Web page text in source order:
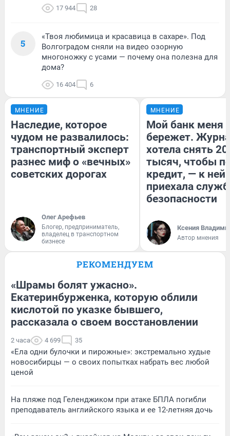
17 944 28
5
«Твоя любимица и красавица в сахаре». Под
Волгоградом сняли на видео озорную
многоножку с усами — почему она полезна для
дома?
16 404 6
МНЕНИЕ
Наследие, которое
чудом не развалилось:
транспортный эксперт
разнес миф о «вечных»
советских дорогах
Олег Арефьев
Блогер, предприниматель,
владелец в транспортном
бизнесе
МНЕНИЕ
Мой банк меня
бережет.
хотела снять
тысяч, чтобы
кредит, — к
приехала
безопасности
Ксения
Автор мнения
РЕКОМЕНДУЕМ
«Шрамы болят ужасно».
Екатеринбурженка, которую облили
кислотой по указке бывшего,
рассказала о своем восстановлении
2 часа 4 699 35
«Ела одни булочки и пирожные»: экстремально худые
новосибирцы — о своих попытках набрать вес любой
ценой
На пляже под Геленджиком при атаке БПЛА погибли
преподаватель английского языка и ее 12-летняя дочь